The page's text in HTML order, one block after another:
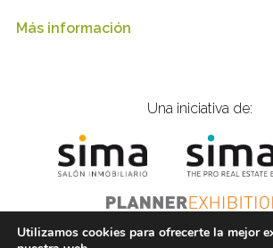
Más información
Una iniciativa de:
Utilizamos cookies para ofrecerte la mejor